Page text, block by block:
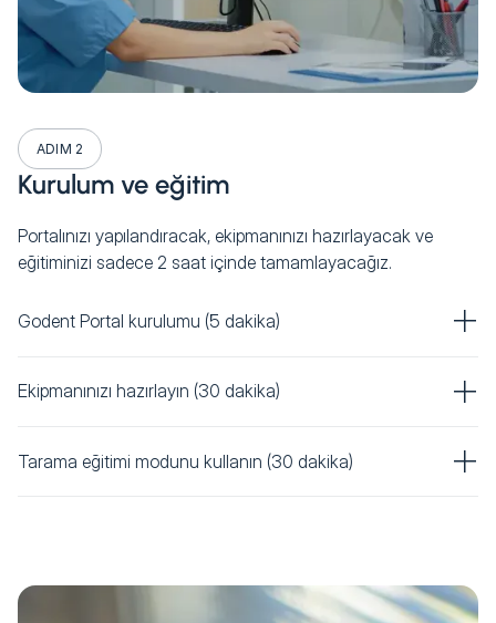
ADIM 2
Kurulum ve eğitim
Portalınızı yapılandıracak, ekipmanınızı hazırlayacak ve
eğitiminizi sadece 2 saat içinde tamamlayacağız.
Godent Portal kurulumu (5 dakika)
Ekipmanınızı hazırlayın (30 dakika)
Tarama eğitimi modunu kullanın (30 dakika)